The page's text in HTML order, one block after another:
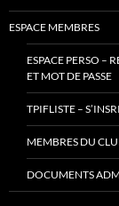
ESPACE MEMBRES
ESPACE PERSO –
ET MOT DE PASSE
TPIFLISTE –
MEMBRES DU
DOCUMENTS